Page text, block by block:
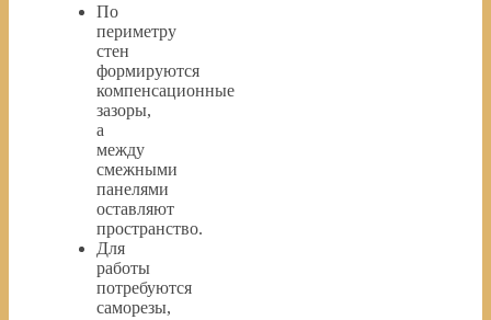
По
периметру
стен
формируются
компенсационные
зазоры,
а
между
смежными
панелями
оставляют
пространство.
Для
работы
потребуются
саморезы,